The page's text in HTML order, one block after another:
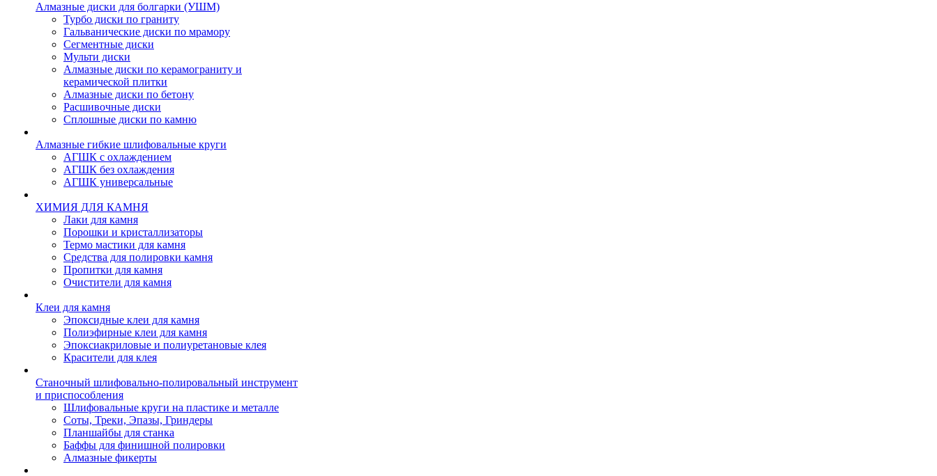
Алмазные диски для болгарки (УШМ)
Турбо диски по граниту
Гальванические диски по мрамору
Сегментные диски
Мульти диски
Алмазные диски по керамограниту и
керамической плитки
Алмазные диски по бетону
Расшивочные диски
Сплошные диски по камню
Алмазные гибкие шлифовальные круги
АГШК с охлаждением
АГШК без охлаждения
АГШК универсальные
ХИМИЯ ДЛЯ КАМНЯ
Лаки для камня
Порошки и кристаллизаторы
Термо мастики для камня
Средства для полировки камня
Пропитки для камня
Очистители для камня
Клеи для камня
Эпоксидные клеи для камня
Полиэфирные клеи для камня
Эпоксиакриловые и полиуретановые клея
Красители для клея
Станочный шлифовально-полировальный инструмент
и приспособления
Шлифовальные круги на пластике и металле
Соты, Треки, Эпазы, Гриндеры
Планшайбы для станка
Баффы для финишной полировки
Алмазные фикерты